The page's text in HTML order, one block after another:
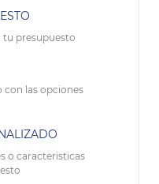
tu presupuesto
con las opciones
o caracteristicas